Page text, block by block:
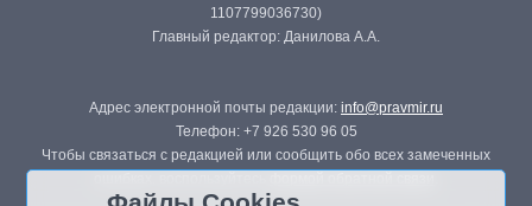
1107799036730)
Главный редактор: Данилова А.А.
Адрес электронной почты редакции: info@pravmir.ru
Телефон: +7 926 530 96 05
Чтобы связаться с редакцией или сообщить обо всех замеченных